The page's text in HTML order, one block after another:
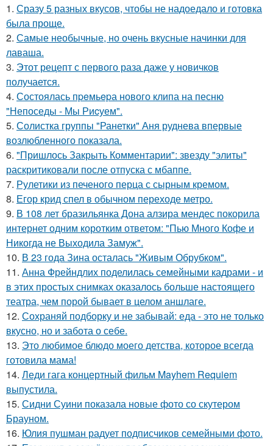
1. Сразу 5 разных вкусов, чтобы не надоедало и готовка
была проще.
2. Самые необычные, но очень вкусные начинки для
лаваша.
3. Этот рецепт с первого раза даже у новичков
получается.
4. Состоялась пpeмьepа нового клипа на песню
"Непоседы - Мы Риcуем".
5. Солистка группы "Ранетки" Аня руднева впервые
возлюбленного показала.
6. "Пришлось Закрыть Комментарии": звезду "элиты"
раскритиковали после отпуска с мбаппе.
7. Рулетики из печеного перца с сырным кремом.
8. Егор крид спел в обычном переходе метро.
9. В 108 лет бразильянка Дона алзира мендес покорила
интернет одним коротким ответом: "Пью Много Кофе и
Никогда не Выходила Замуж".
10. В 23 года Зина осталась "Живым Обрубком".
11. Анна Фрейндлих поделилась семейными кадрами - и
в этих простых снимках оказалось больше настоящего
театра, чем порой бывает в целом аншлаге.
12. Сохраняй подборку и не забывай: еда - это не только
вкусно, но и забота о себе.
13. Это любимое блюдо моего детства, которое всегда
готовила мама!
14. Леди гага концертный фильм Mayhem Requiem
выпустила.
15. Сидни Суини показала новые фото со скутером
Брауном.
16. Юлия пушман радует подписчиков семейными фото.